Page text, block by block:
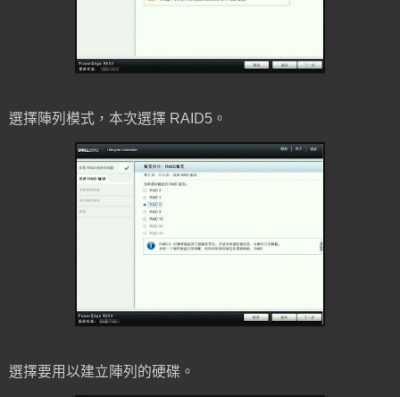
選擇陣列模式，本次選擇 RAID5。
選擇要用以建立陣列的硬碟。